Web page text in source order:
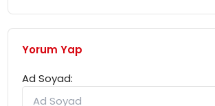
Yorum Yap
Ad Soyad: